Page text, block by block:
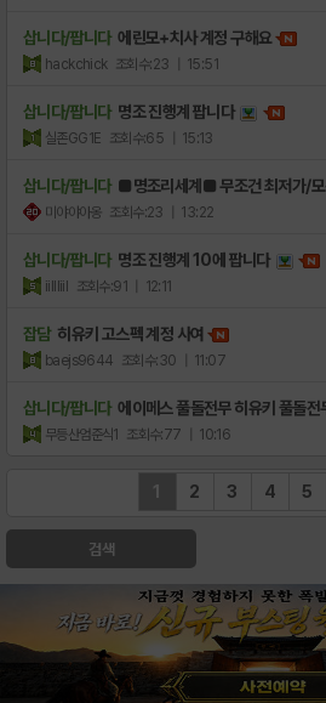
삽니다/팝니다 에린모+치사 계정 구해요
hackchick 조회수:23 | 15:51
삽니다/팝니다 명조 진행계 팝니다
실존GG1E 조회수:65 | 15:13
삽니다/팝니다 ■명조리세계■ 무조건 최저가/모
미야야아옹 조회수:23 | 13:22
삽니다/팝니다 명조 진행계 10에 팝니다
iillliil 조회수:91 | 12:11
잡담 히유키 고스펙 계정 사여
baejs9644 조회수:30 | 11:07
삽니다/팝니다 에이메스 풀돌전무 히유키 풀돌전
무등산엄준식1 조회수:77 | 10:16
1 2 3 4 5
검색